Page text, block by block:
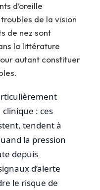
d’oreille
de la vision
de nez sont
la littérature
autant constituer
: ces
tendent à
la pression
depuis
d’alerte
le risque de